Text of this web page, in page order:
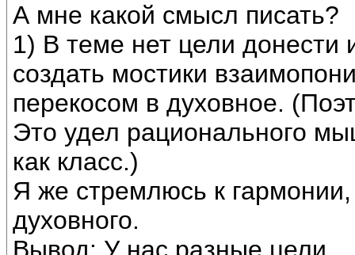
А мне какой смысл писать?
1) В теме нет цели
создать мостики
перекосом в духовное.
Это удел рационального
как класс.)
Я же стремлюсь к
духовного.